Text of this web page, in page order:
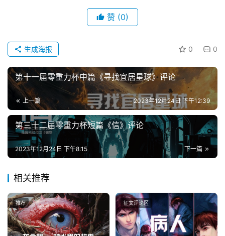
章
科
幻
资
讯
主
科
小
说
库
注册
赞 (0)
0 0
生成海报
第十一届零重力杯中篇《寻找宜居星球》评论
上一篇 2023年12月24日 下午12:39
第三十二届零重力杯短篇《信》评论
下一篇
2023年12月24日 下午8:15
相关推荐
推荐 征文评论区